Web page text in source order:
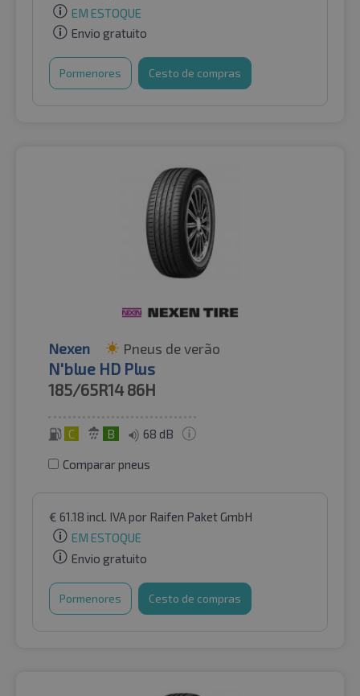
EM ESTOQUE
Envio gratuito
Pormenores Cesto de compras
Nexen Pneus de verão
N'blue HD Plus
185/65R14 86H
C B 68 dB
Comparar pneus
€ 61.18 incl. IVApor Raifen Paket GmbH
EM ESTOQUE
Envio gratuito
Pormenores Cesto de compras